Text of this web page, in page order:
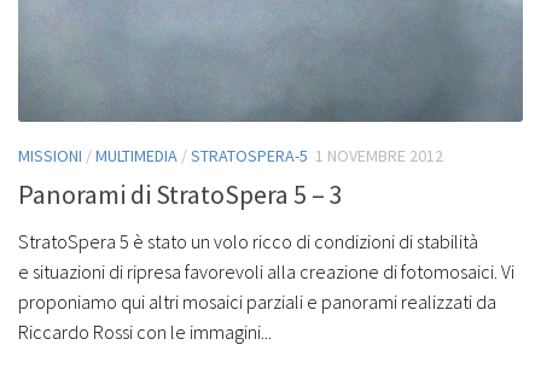
MISSIONI /MULTIMEDIA /STRATOSPERA-5 1 NOVEMBRE 2012
Panorami di StratoSpera 5 – 3
StratoSpera 5 è stato un volo ricco di condizioni di stabilità
e situazioni di ripresa favorevoli alla creazione di fotomosaici. Vi
proponiamo qui altri mosaici parziali e panorami realizzati da
Riccardo Rossi con le immagini...